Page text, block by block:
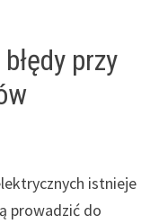
przy
istnieje
prowadzić do